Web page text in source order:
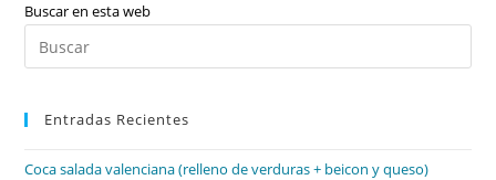
Buscar en esta web
Entradas Recientes
Coca salada valenciana (relleno de verduras + beicon y queso)